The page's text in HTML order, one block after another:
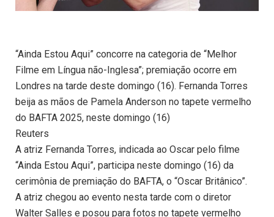
“Ainda Estou Aqui” concorre na categoria de “Melhor
Filme em Língua não-Inglesa”; premiação ocorre em
Londres na tarde deste domingo (16). Fernanda Torres
beija as mãos de Pamela Anderson no tapete vermelho
do BAFTA 2025, neste domingo (16)
Reuters
A atriz Fernanda Torres, indicada ao Oscar pelo filme
“Ainda Estou Aqui”, participa neste domingo (16) da
cerimônia de premiação do BAFTA, o “Oscar Britânico”.
A atriz chegou ao evento nesta tarde com o diretor
Walter Salles e posou para fotos no tapete vermelho